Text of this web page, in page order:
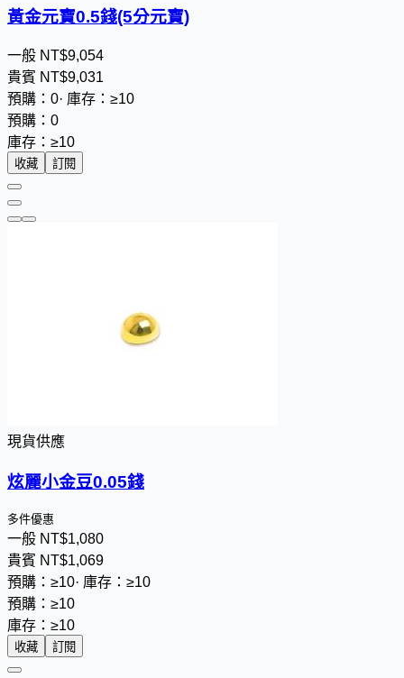
黃金元寶0.5錢(5分元寶)
一般 NT$9,054
貴賓 NT$9,031
預購：0· 庫存：≥10
預購：0
庫存：≥10
收藏 訂閱
現貨供應
炫麗小金豆0.05錢
多件優惠
一般 NT$1,080
貴賓 NT$1,069
預購：≥10· 庫存：≥10
預購：≥10
庫存：≥10
收藏 訂閱